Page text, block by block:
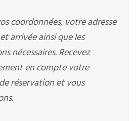
coordonnées, votre adresse
arrivée ainsi que les
nécessaires. Recevez
en compte votre
réservation et vous